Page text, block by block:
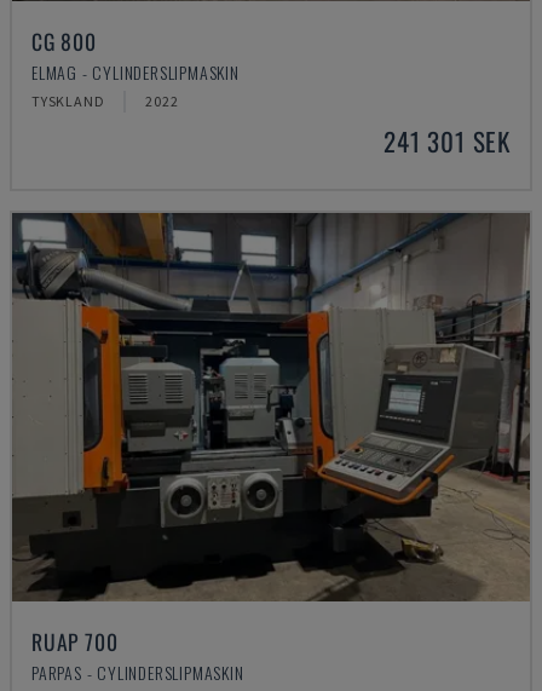
CG 800
ELMAG - CYLINDERSLIPMASKIN
TYSKLAND 2022
241 301 SEK
RUAP 700
PARPAS - CYLINDERSLIPMASKIN